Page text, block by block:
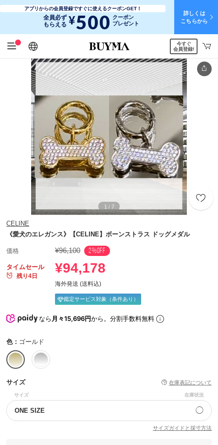
アプリからの会員登録ですぐに使えるクーポンGET！
全員必ず
もらえる ¥500 クーポン
プレゼント
詳しくは
こちらから
日本語
English
简体中文
繁體中文
今すぐ
会員登録!
1 / 7
CELINE
《愛犬のエレガンス》【CELINE】ボーンストラス ドッグメダル
価格 ¥96,100 2%OFF
タイムセール
残り4日
¥94,178
海外発送 (送料込)
鑑定サービス対象（条件あり）
なら月々15,696円から。分割手数料無料
色： ゴールド
サイズ 在庫表記について
サイズ 在庫状況
ONE SIZE ◯
サイズガイドと採寸方法